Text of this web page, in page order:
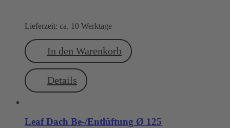
Lieferzeit: ca. 10 Werktage
In den Warenkorb
Details
Leaf Dach Be-/Entlüftung Ø 125